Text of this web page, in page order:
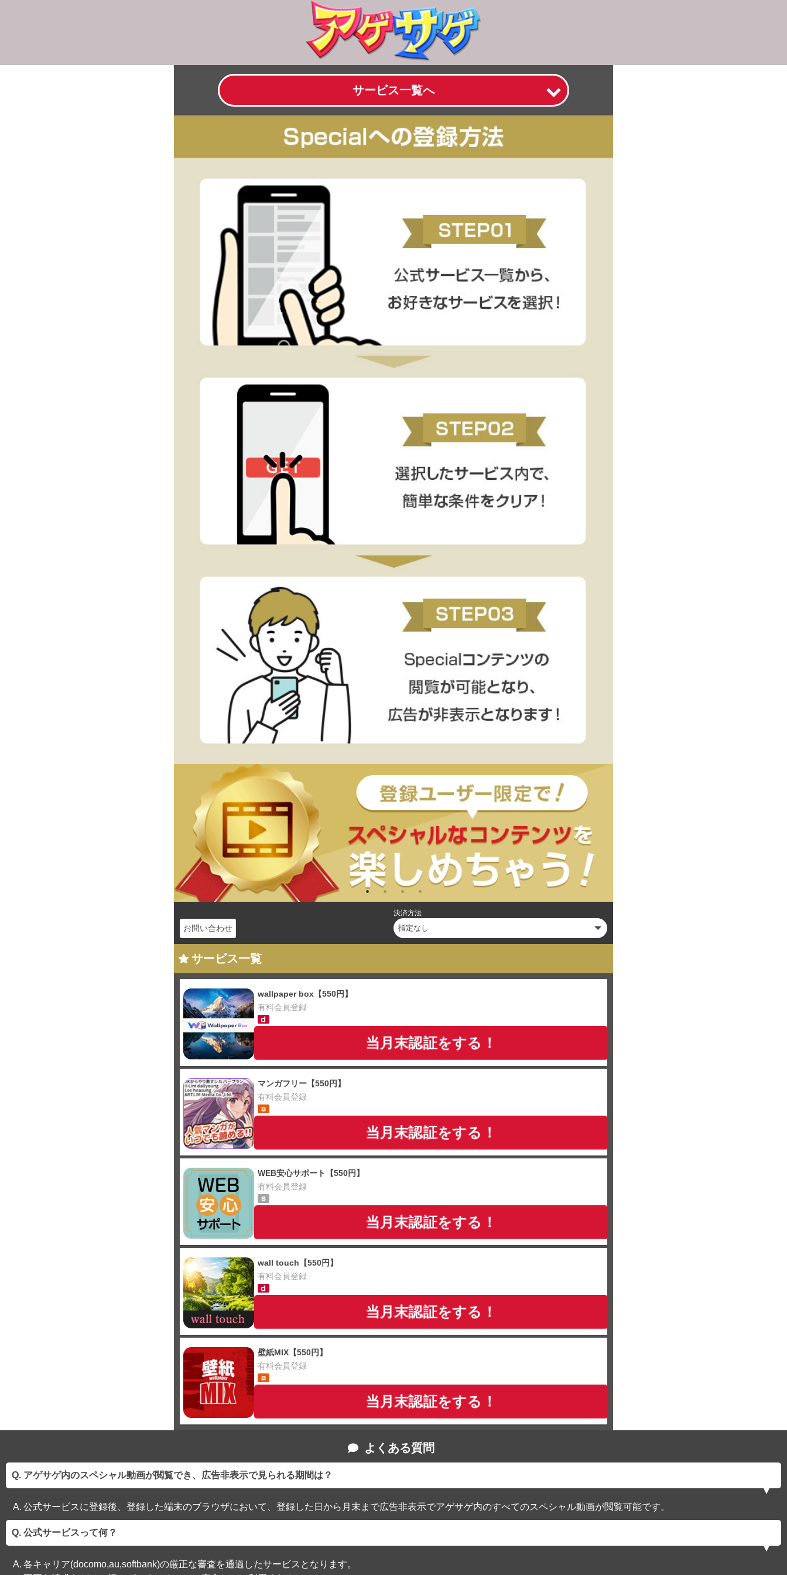
サービス一覧へ
お問い合わせ
決済方法
サービス一覧
wallpaper box【550円】
有料会員登録
当月末認証をする！
マンガフリー【550円】
有料会員登録
当月末認証をする！
WEB安心サポート【550円】
有料会員登録
当月末認証をする！
wall touch【550円】
有料会員登録
当月末認証をする！
壁紙MIX【550円】
有料会員登録
当月末認証をする！
よくある質問
アゲサゲ内のスペシャル動画が閲覧でき、広告非表示で見られる期間は？
公式サービスに登録後、登録した端末のブラウザにおいて、登録した日から月末まで広告非表示でアゲサゲ内のすべてのスペシャル動画が閲覧可能です。
公式サービスって何？
各キャリア(docomo,au,softbank)の厳正な審査を通過したサービスとなります。